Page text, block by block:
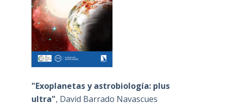
"Exoplanetas y astrobiología: plus
ultra", David Barrado Navascues